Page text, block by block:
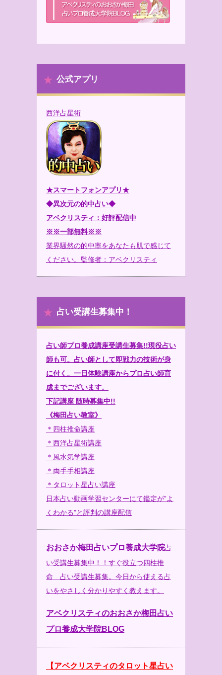
公式アプリ
西洋占星術
★スマートフォンアプリ★
◆異次元の的中占い◆
アベクリスティ：好評配信中
※※一部無料※※
業界騒然の的中率をあなたも肌で感じて
ください。監修者：アベクリスティ
占い受講生募集中！
占い師プロ養成講座受講生募集!!現役占い
師も可。占い師として即戦力の技術が身
に付く。一日体験講座からプロ占い師育
成までございます。
下記講座 随時募集中!!
《梅田占い教室》
＊四柱推命講座
＊西洋占星術講座
＊風水気学講座
＊両手手相講座
＊タロット星占い講座
日本占い動画学習センターにて鑑定が”よ
くわかる”と評判の講座配信
おおさか梅田占いプロ養成大学院占
い受講生募集中！！すぐ役立つ四柱推
命 占い受講生募集。今日から使える占
いをやさしく分かりやすく教えます。
アベクリスティのおおさか梅田占い
プロ養成大学院BLOG
【アベクリスティのタロット星占い